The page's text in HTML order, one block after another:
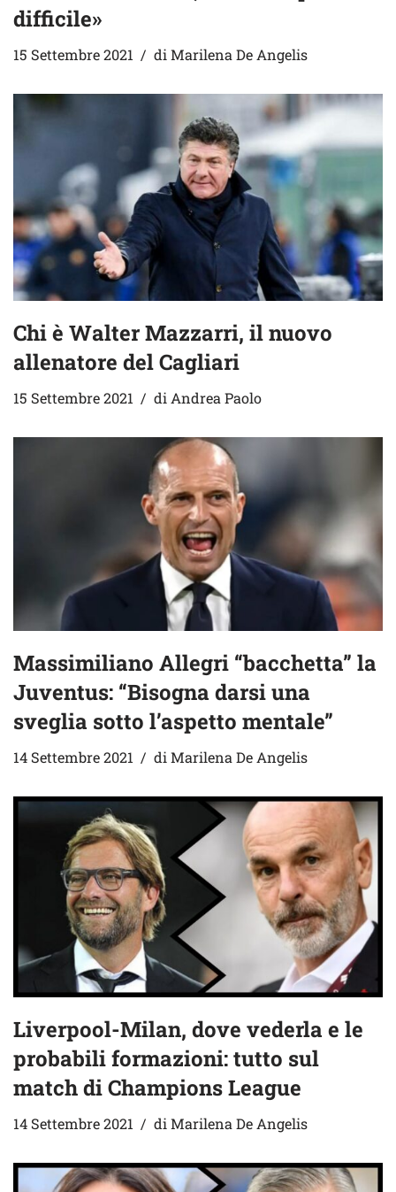
difficile»
15 Settembre 2021 diMarilena De Angelis
Chi è Walter Mazzarri, il nuovo
allenatore del Cagliari
15 Settembre 2021 diAndrea Paolo
Massimiliano Allegri “bacchetta” la
Juventus: “Bisogna darsi una
sveglia sotto l’aspetto mentale”
14 Settembre 2021 diMarilena De Angelis
Liverpool-Milan, dove vederla e le
probabili formazioni: tutto sul
match di Champions League
14 Settembre 2021 di Marilena De Angelis